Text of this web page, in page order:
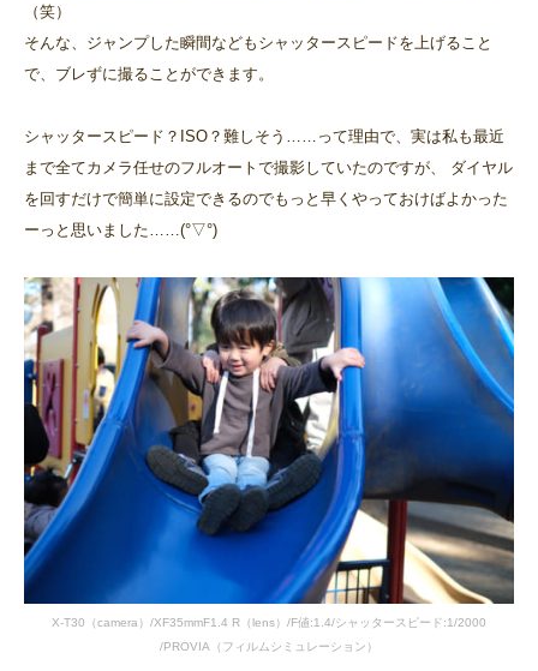
（笑）
そんな、ジャンプした瞬間などもシャッタースピードを上げること
で、ブレずに撮ることができます。
シャッタースピード？ISO？難しそう……って理由で、実は私も最近
まで全てカメラ任せのフルオートで撮影していたのですが、 ダイヤル
を回すだけで簡単に設定できるのでもっと早くやっておけばよかった
ーっと思いました……(°▽°)
X-T30（camera）/XF35mmF1.4 R（lens）/F値:1.4/シャッタースピード:1/2000
/PROVIA（フィルムシミュレーション）